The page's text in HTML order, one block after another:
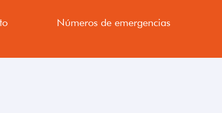
Números de emergencias